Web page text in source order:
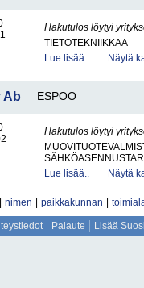
Hakutulos löytyi
TIETOTEKNIIKKAA
Lue lisää..
Näytä
Ab ESPOO
Hakutulos löytyi
Lue lisää..
Näytä
nimen paikkakunnan
Palaute Lisää